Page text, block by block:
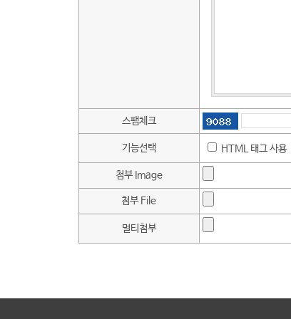
스팸체크
기능선택 HTML 태그 사용
첨부 Image
첨부 File
멀티첨부